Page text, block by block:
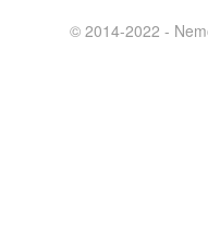
© 2014-2022 -